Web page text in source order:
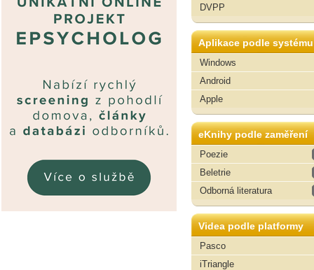
DVPP
Aplikace podle systému
Windows
Android
Apple
eKnihy podle zaměření
Poezie
Beletrie
Odborná literatura
Videa podle platformy
Pasco
iTriangle